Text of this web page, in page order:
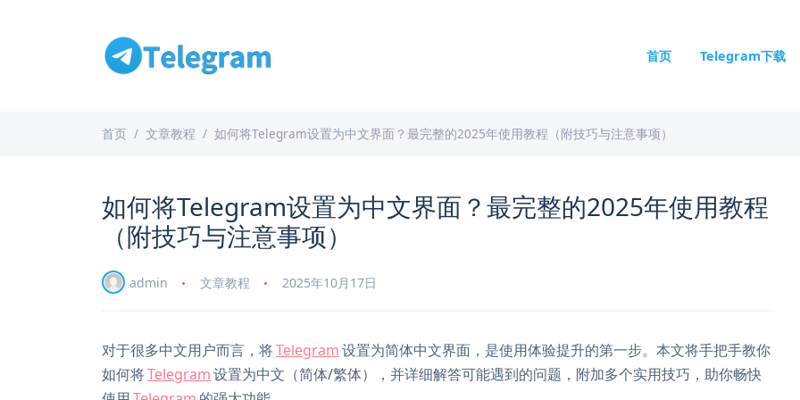
首页 Telegram下载
首页 文章教程 如何将Telegram设置为中文界面？最完整的2025年使用教程（附技巧与注意事项）
如何将Telegram设置为中文界面？最完整的2025年使用教程
（附技巧与注意事项）
admin 文章教程 2025年10月17日
对于很多中文用户而言，将Telegram设置为简体中文界面，是使用体验提升的第一步。本文将手把手教你
如何将Telegram设置为中文（简体/繁体），并详细解答可能遇到的问题，附加多个实用技巧，助你畅快